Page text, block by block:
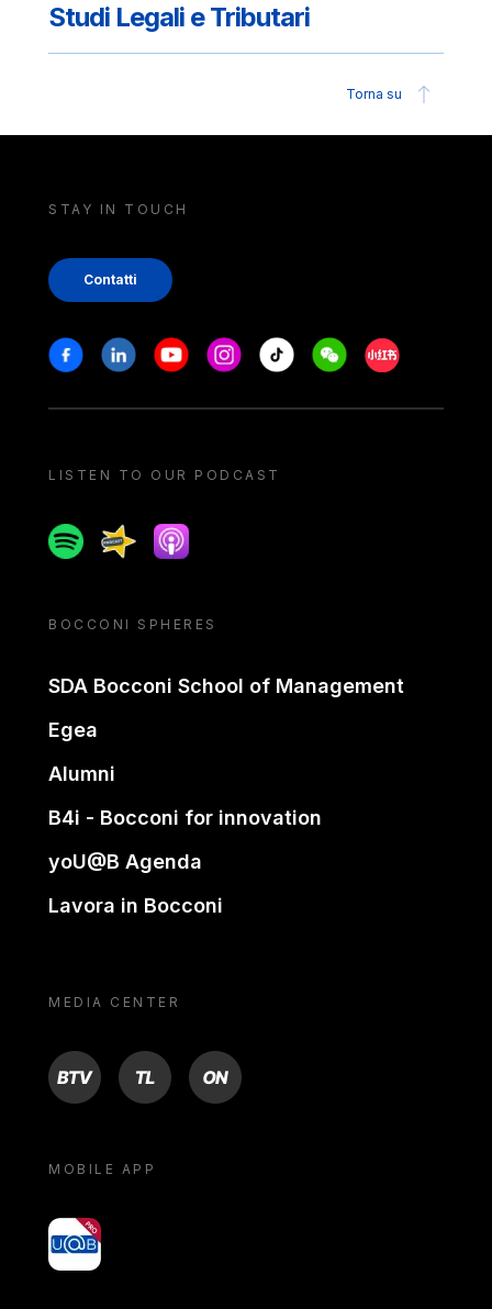
Studi Legali e Tributari
Torna su
STAY IN TOUCH
Contatti
Stay in touch
FacebookLinkedinYoutubeInstagram
Tiktok WeechatXiaohongshu/
LISTEN TO OUR PODCAST
SpotifySpreakerApple podcast
BOCCONI SPHERES
SDA Bocconi School of Management
Egea
Alumni
B4i - Bocconi for innovation
yoU@B Agenda
Lavora in Bocconi
MEDIA CENTER
BTV TL ON
MOBILE APP
yoU@B